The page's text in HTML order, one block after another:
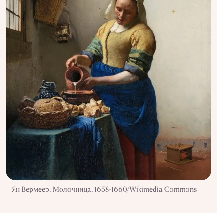
Ян Вермеер. Молочница. 1658-1660/Wikimedia Commons